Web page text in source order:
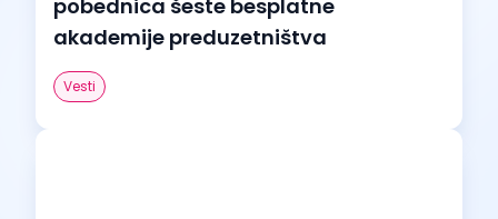
pobednica šeste besplatne
akademije preduzetništva
Vesti